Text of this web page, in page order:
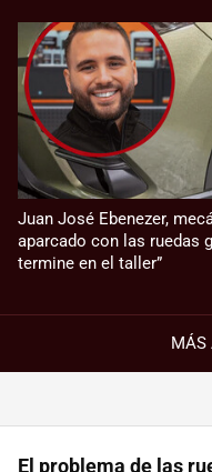
MÁS
Juan José Ebenezer,
aparcado con las ruedas
termine en el taller”
El problema de las